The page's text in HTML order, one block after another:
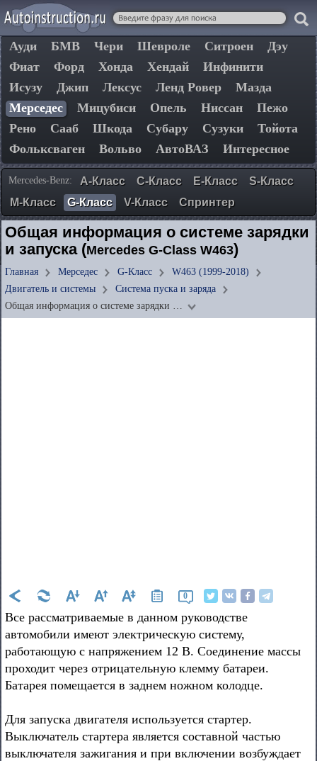
Ауди БМВ Чери Шевроле Ситроен
Дэу
Фиат
Форд Хонда Хендай
Инфинити
Исузу
Джип Лексус Ленд Ровер
Мазда
Мерседес
Мицубиси Опель Ниссан
Пежо
Рено
Сааб Шкода Субару Сузуки
Тойота
Фольксваген
Вольво АвтоВАЗ Интересное
Mercedes-Benz: A-Класс C-Класс E-Класс
S-Класс
М-Класс
G-Класс V-Класс Спринтер
Общая информация о системе зарядки
и запуска (Mercedes G-Class W463)
Главная Мерседес G-Класс
W463 (1999-2018)
Двигатель и системы
Система пуска и заряда
Общая информация о системе зарядки …
0
Все рассматриваемые в данном руководстве
автомобили имеют электрическую систему,
работающую с напряжением 12 В. Соединение массы
проходит через отрицательную клемму батареи.
Батарея помещается в заднем ножном колодце.
Для запуска двигателя используется стартер.
Выключатель стартера является составной частью
выключателя зажигания и при включении возбуждает